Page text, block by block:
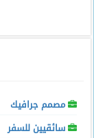
مصمم جرافيك
سائقيين للسفر